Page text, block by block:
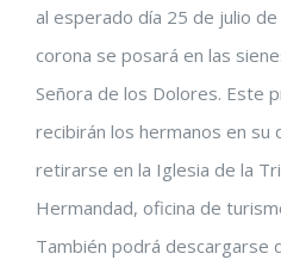
al esperado día 25 de julio
corona se posará en las
Señora de los Dolores. Este
recibirán los hermanos en su
retirarse en la Iglesia de la
Hermandad, oficina de
También podrá descargarse